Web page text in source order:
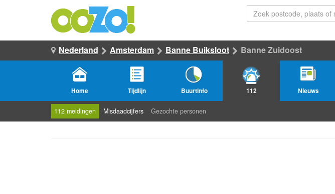
Nederland Amsterdam Banne Buiksloot Banne Zuidoost
Home Tijdlijn Buurtinfo 112 Nieuws
112 meldingen Misdaadcijfers Gezochte personen